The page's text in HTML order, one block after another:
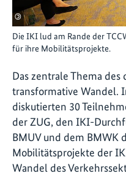
©
Die IKI lud am Rande der
für ihre Mobilitätsprojekte.
Das zentrale Thema
transformative Wandel.
diskutierten 30
der ZUG, den IKI-
BMUV und dem BMWK
Mobilitätsprojekte der
Wandel des